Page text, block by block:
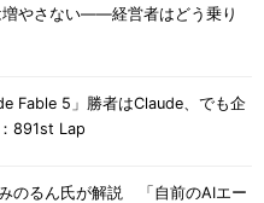
増やさない――経営者はどう乗り
Fable 5」勝者はClaude、でも企
891st Lap
のるん氏が解説 「自前のAIエー